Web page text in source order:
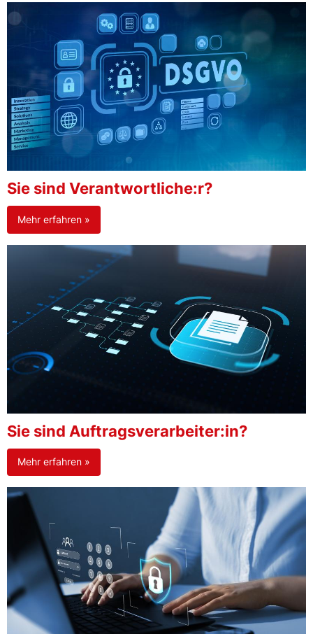
Sie sind Verantwortliche:r?
Mehr erfahren »
Sie sind Auftragsverarbeiter:in?
Mehr erfahren »